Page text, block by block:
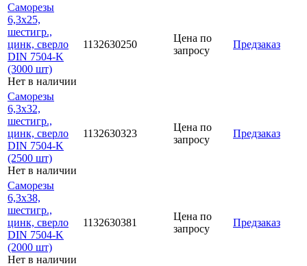
Саморезы
6,3х25,
шестигр.,
цинк, сверло
DIN 7504-K
(3000 шт)
Нет в наличии
1132630250
Цена по
запросу
Предзаказ
Саморезы
6,3х32,
шестигр.,
цинк, сверло
DIN 7504-K
(2500 шт)
Нет в наличии
1132630323
Цена по
запросу
Предзаказ
Саморезы
6,3х38,
шестигр.,
цинк, сверло
DIN 7504-K
(2000 шт)
Нет в наличии
1132630381
Цена по
запросу
Предзаказ